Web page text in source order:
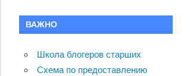
ВАЖНО
Школа блогеров старших
Схема по предоставлению